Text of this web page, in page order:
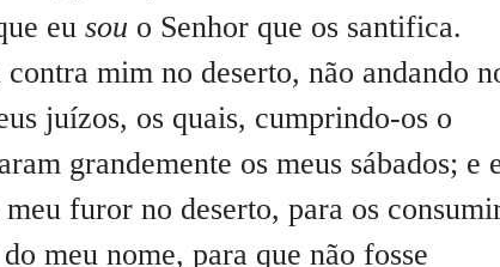
eu sou o Senhor que os santifica.
mim no deserto, não andando
juízos, os quais, cumprindo-os o
grandemente os meus sábados; e
furor no deserto, para os
meu nome, para que não fosse